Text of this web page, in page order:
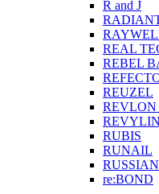
R and J
REAL
REBEL
REUZEL
REVLON
RUBIS
RUNAIL
re:BOND